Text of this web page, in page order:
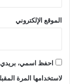
الموقع الإلكتروني
احفظ اسمي، بريدي
لاستخدامها المرة